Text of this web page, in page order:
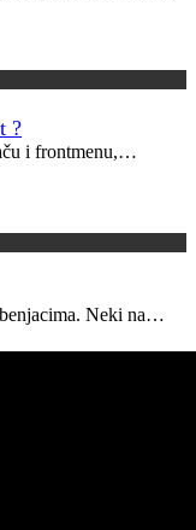
?
i frontmenu,…
Neki na…